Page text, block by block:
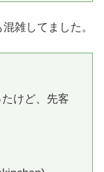
雑してました。
けど、先客